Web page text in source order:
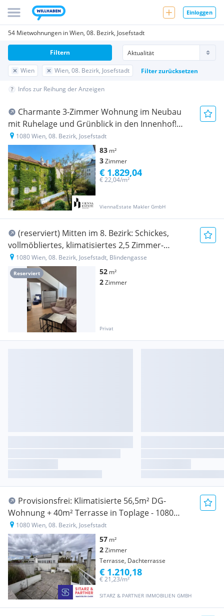
Einloggen
54 Mietwohnungen in Wien, 08. Bezirk, Josefstadt
Wien Wien, 08. Bezirk, Josefstadt Filter zurücksetzen
Filtern
Infos zur Reihung der Anzeigen
Charmante 3-Zimmer Wohnung im Neubau
mit Ruhelage und Grünblick in den Innenhof!
Nähe U6 Thaliastraße!
1080 Wien, 08. Bezirk, Josefstadt
83 m²
3Zimmer
ViennaEstate Makler GmbH
€ 22,04/m²
€ 1.829,04
Reserviert
(reserviert) Mitten im 8. Bezirk: Schickes,
vollmöbliertes, klimatisiertes 2,5 Zimmer-
Appartement
1080 Wien, 08. Bezirk, Josefstadt, Blindengasse
52 m²
2Zimmer
Privat
Provisionsfrei: Klimatisierte 56,5m² DG-
Wohnung + 40m² Terrasse in Toplage - 1080
Wien
1080 Wien, 08. Bezirk, Josefstadt
57 m²
2Zimmer
Terrasse, Dachterrasse
SITARZ & PARTNER IMMOBILIEN GMBH
€ 21,23/m²
€ 1.210,18